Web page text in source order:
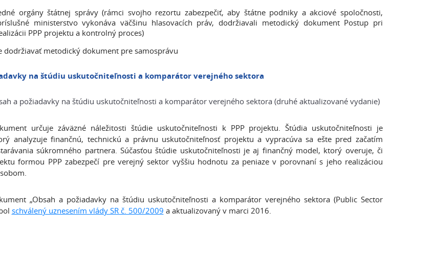
orgány štátnej správy (rámci svojho rezortu zabezpečiť, aby štátne podniky a akciové spoločnosti,
ministerstvo vykonáva väčšinu hlasovacích práv, dodržiavali metodický dokument Postup pri
PPP projektu a kontrolný proces)
dodržiavať metodický dokument pre samosprávu
na štúdiu uskutočniteľnosti a komparátor verejného sektora
a požiadavky na štúdiu uskutočniteľnosti a komparátor verejného sektora (druhé aktualizované vydanie)
určuje záväzné náležitosti štúdie uskutočniteľnosti k PPP projektu. Štúdia uskutočniteľnosti je
analyzuje finančnú, technickú a právnu uskutočniteľnosť projektu a vypracúva sa ešte pred začatím
súkromného partnera. Súčasťou štúdie uskutočniteľnosti je aj finančný model, ktorý overuje, či
formou PPP zabezpečí pre verejný sektor vyššiu hodnotu za peniaze v porovnaní s jeho realizáciou
„Obsah a požiadavky na štúdiu uskutočniteľnosti a komparátor verejného sektora (Public Sector
schválený uznesením vlády SR č. 500/2009 a aktualizovaný v marci 2016.